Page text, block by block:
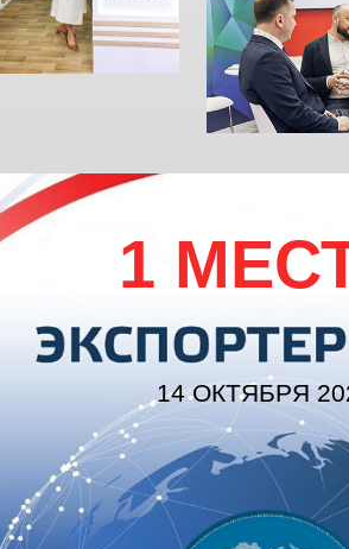
РЫБО-
ПЕРЕРАБАТЫВАЮЩИЙ
КОМПЛЕКС ЗАПУСТЯТ В
ДМИТРОВЕ ПО
СОГЛАШЕНИЮ НА ПМЭФ
Современное рыбоперерабатывающее
производство запустят в Дмитрове в 2025
05 ИЮНЯ 2024 18:39